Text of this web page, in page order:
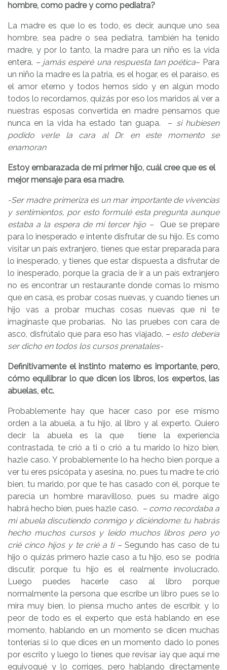
hombre, como padre y como pediatra?
La madre es que lo es todo, es decir, aunque uno sea
hombre, sea padre o sea pediatra, también ha tenido
madre, y por lo tanto, la madre para un niño es la vida
entera. – jamás esperé una respuesta tan poética– Para
un niño la madre es la patria, es el hogar, es el paraíso, es
el amor eterno y todos hemos sido y en algún modo
todos lo recordamos, quizás por eso los maridos al ver a
nuestras esposas convertida en madre pensamos que
nunca en la vida ha estado tan guapa. – si hubiesen
podido verle la cara al Dr. en este momento se
enamoran
Estoy embarazada de mi primer hijo, cuál cree que es el
mejor mensaje para esa madre.
-Ser madre primeriza es un mar importante de vivencias
y sentimientos, por esto formulé esta pregunta aunque
estaba a la espera de mi tercer hijo – Que se prepare
para lo inesperado e intente disfrutar de su hijo. Es como
visitar un país extranjero, tienes que estar preparada para
lo inesperado, y tienes que estar dispuesta a disfrutar de
lo inesperado, porque la gracia de ir a un país extranjero
no es encontrar un restaurante donde comas lo mismo
que en casa, es probar cosas nuevas, y cuando tienes un
hijo vas a probar muchas cosas nuevas que ni te
imaginaste que probarías. No las pruebes con cara de
asco, disfrútalo que para eso has viajado. – esto debería
ser dicho en todos los cursos prenatales-
Definitivamente el instinto materno es importante, pero,
cómo equilibrar lo que dicen los libros, los expertos, las
abuelas, etc.
Probablemente hay que hacer caso por ese mismo
orden a la abuela, a tu hijo, al libro y al experto. Quiero
decir la abuela es la que tiene la experiencia
contrastada, te crió a ti o crió a tu marido lo hizo bien,
hazle caso. Y probablemente lo ha hecho bien porque a
ver tu eres psicópata y asesina, no, pues tu madre te crió
bien, tu marido, por que te has casado con él, porque te
parecía un hombre maravilloso, pues su madre algo
habrá hecho bien, pues hazle caso. – como recordaba a
mi abuela discutiendo conmigo y diciéndome: tu habrás
hecho muchos cursos y leído muchos libros pero yo
crié cinco hijos y te crié a ti – Segundo has caso de tu
hijo o quizás primero hazle caso a tu hijo, eso se podría
discutir, porque tu hijo es el realmente involucrado.
Luego puedes hacerle caso al libro porque
normalmente la persona que escribe un libro pues se lo
mira muy bien, lo piensa mucho antes de escribir, y lo
peor de todo es el experto que está hablando en ese
momento, hablando en un momento se dicen muchas
tonterías si lo que dices en un momento dado lo pones
por escrito y luego lo tienes que revisar ¡ay que aquí me
equivoqué y lo corriges, pero hablando directamente